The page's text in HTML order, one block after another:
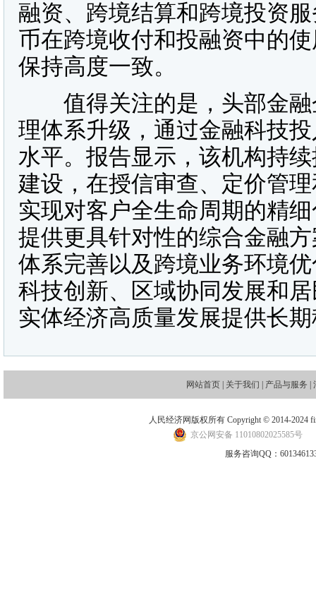
融资、跨境结算和跨境投资
币在跨境收付和投融资中的
保持高度一致。
值得关注的是，头部金融
理体系升级，通过金融科技
水平。报告显示，该机构持
建设，在授信审查、定价管
实现对客户全生命周期的精
提供更具针对性的综合金融
体系完善以及跨境业务环境
科技创新、区域协同发展和
实体经济高质量发展提供长
网站首页 关于我们 产品与服务
人民经济网版权所有 Copyright © 2014-2024
京公网安备 11010802025585号
服务咨询QQ：